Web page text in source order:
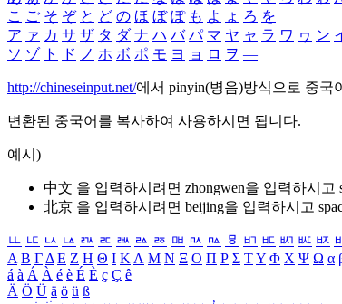
こ ご そ ぞ と ど の ほ ぼ ぽ も よ ょ ろ を
ア ァ カ サ ザ タ ダ ナ ハ バ パ マ ヤ ャ ラ ワ ヮ ン
ソ ゾ ト ド ノ ホ ボ ポ モ ヨ ョ ロ ヲ ―
http://chineseinput.net/에서 pinyin(병음)방식으로 중국
변환된 중국어를 복사하여 사용하시면 됩니다.
예시)
中文 을 입력하시려면 zhongwen을 입력하시고
北京 을 입력하시려면 beijing을 입력하시고
ㅥ ㅦ ㅧ ㅨ ㅩ ㅪ ㅫ ㅬ ㅭ ㅮ ㅯ ㅰ ㅱ ㅲ ㅳ ㅴ ㅵ ㅶ
Α Β ΓΔ Ε Ζ Η Θ Ι ΚΛ Μ Ν Ξ Ο Π Ρ Σ ΤΥ Φ Χ Ψ Ω α
á à Á À é è É È ç Ç ê
Ä Ö Ü ä ö ü ß